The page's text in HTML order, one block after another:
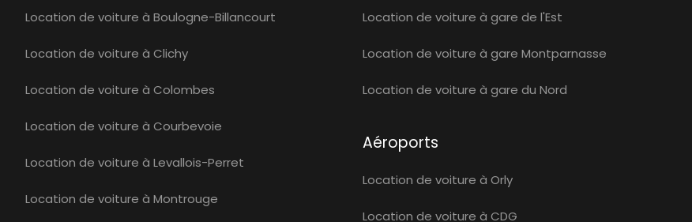
Location de voiture à Boulogne-Billancourt
Location de voiture à Clichy
Location de voiture à Colombes
Location de voiture à Courbevoie
Location de voiture à Levallois-Perret
Location de voiture à Montrouge
Location de voiture à gare de l'Est
Location de voiture à gare Montparnasse
Location de voiture à gare du Nord
Aéroports
Location de voiture à Orly
Location de voiture à CDG